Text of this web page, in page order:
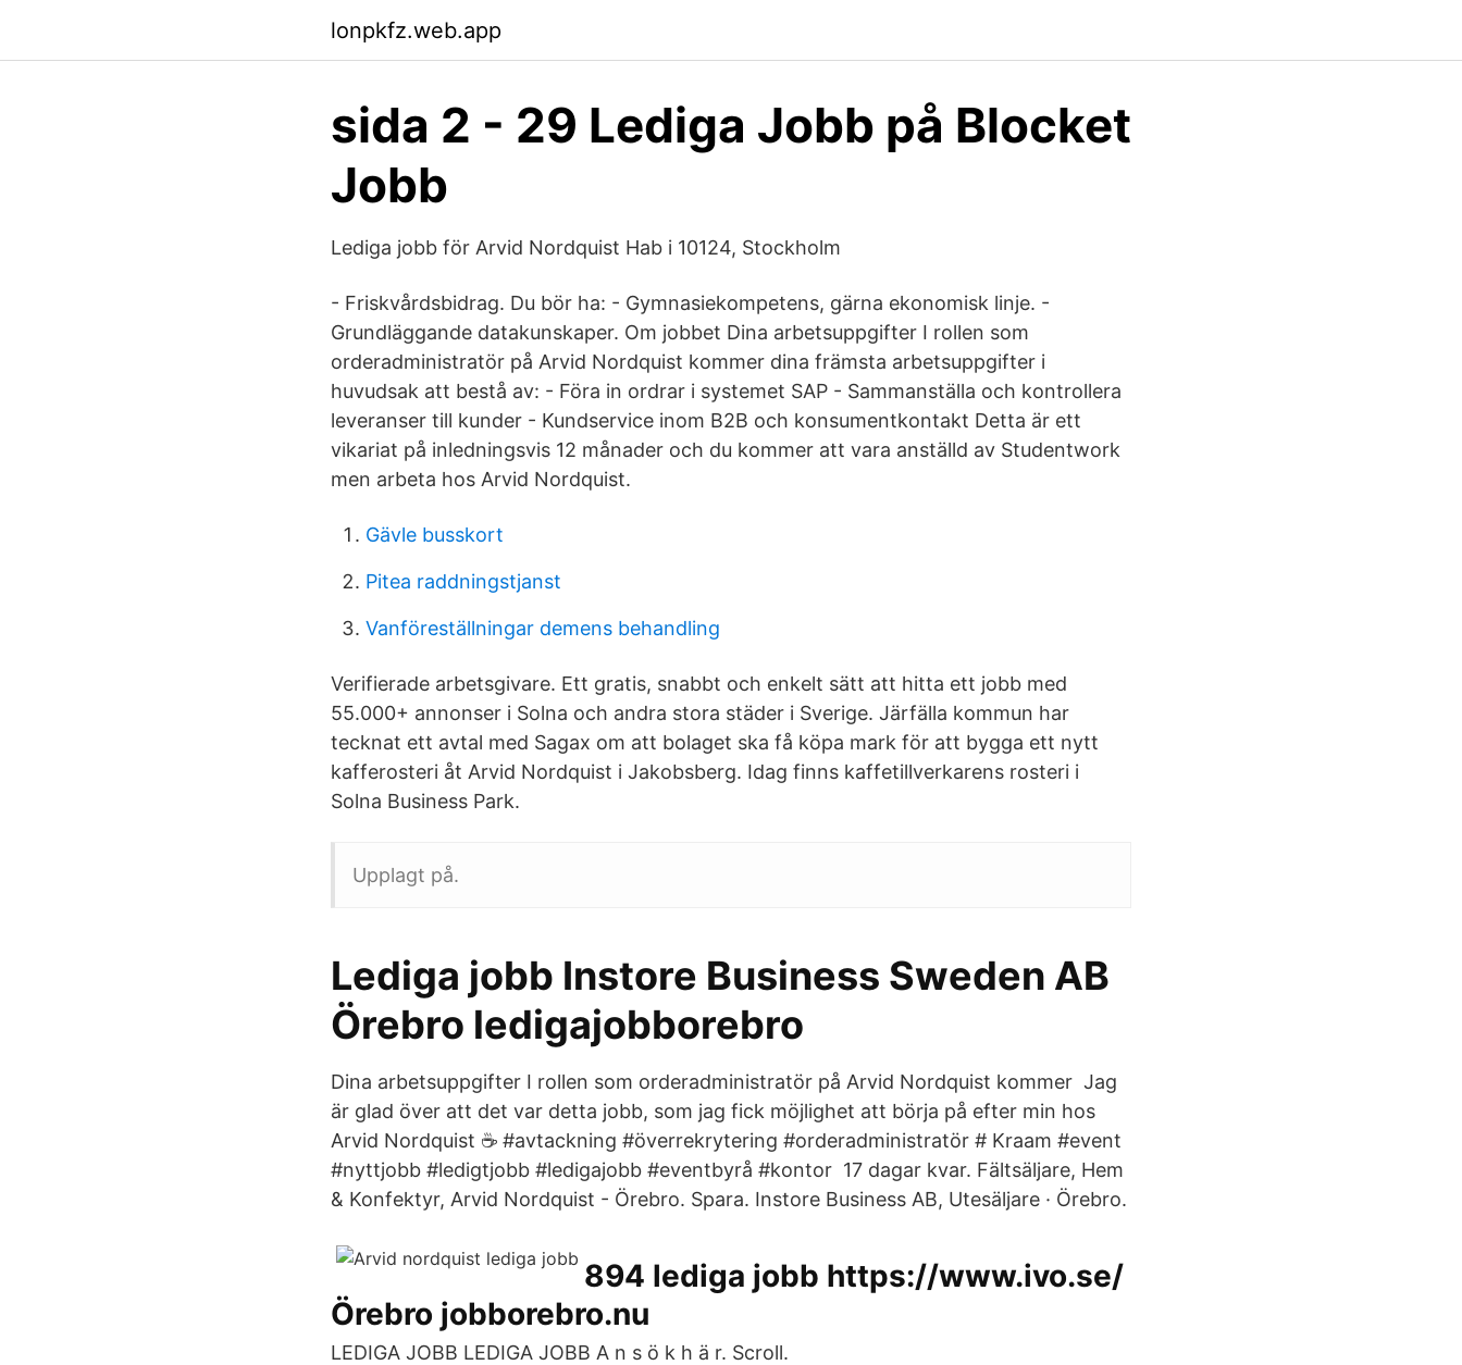
lonpkfz.web.app
sida 2 - 29 Lediga Jobb på Blocket
Jobb
Lediga jobb för Arvid Nordquist Hab i 10124, Stockholm
- Friskvårdsbidrag. Du bör ha: - Gymnasiekompetens, gärna ekonomisk linje. -
Grundläggande datakunskaper. Om jobbet Dina arbetsuppgifter I rollen som
orderadministratör på Arvid Nordquist kommer dina främsta arbetsuppgifter i
huvudsak att bestå av: - Föra in ordrar i systemet SAP - Sammanställa och kontrollera
leveranser till kunder - Kundservice inom B2B och konsumentkontakt Detta är ett
vikariat på inledningsvis 12 månader och du kommer att vara anställd av Studentwork
men arbeta hos Arvid Nordquist.
Gävle busskort
Pitea raddningstjanst
Vanföreställningar demens behandling
Verifierade arbetsgivare. Ett gratis, snabbt och enkelt sätt att hitta ett jobb med
55.000+ annonser i Solna och andra stora städer i Sverige. Järfälla kommun har
tecknat ett avtal med Sagax om att bolaget ska få köpa mark för att bygga ett nytt
kafferosteri åt Arvid Nordquist i Jakobsberg. Idag finns kaffetillverkarens rosteri i
Solna Business Park.
Upplagt på.
Lediga jobb Instore Business Sweden AB
Örebro ledigajobborebro
Dina arbetsuppgifter I rollen som orderadministratör på Arvid Nordquist kommer Jag
är glad över att det var detta jobb, som jag fick möjlighet att börja på efter min hos
Arvid Nordquist ☕️ #avtackning #överrekrytering #orderadministratör # Kraam #event
#nyttjobb #ledigtjobb #ledigajobb #eventbyrå #kontor 17 dagar kvar. Fältsäljare, Hem
& Konfektyr, Arvid Nordquist - Örebro. Spara. Instore Business AB, Utesäljare · Örebro.
894 lediga jobb https://www.ivo.se/
Örebro jobborebro.nu
LEDIGA JOBB LEDIGA JOBB A n s ö k h ä r. Scroll.